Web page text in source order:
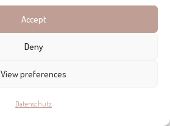
Accept
Deny
View preferences
Datenschutz